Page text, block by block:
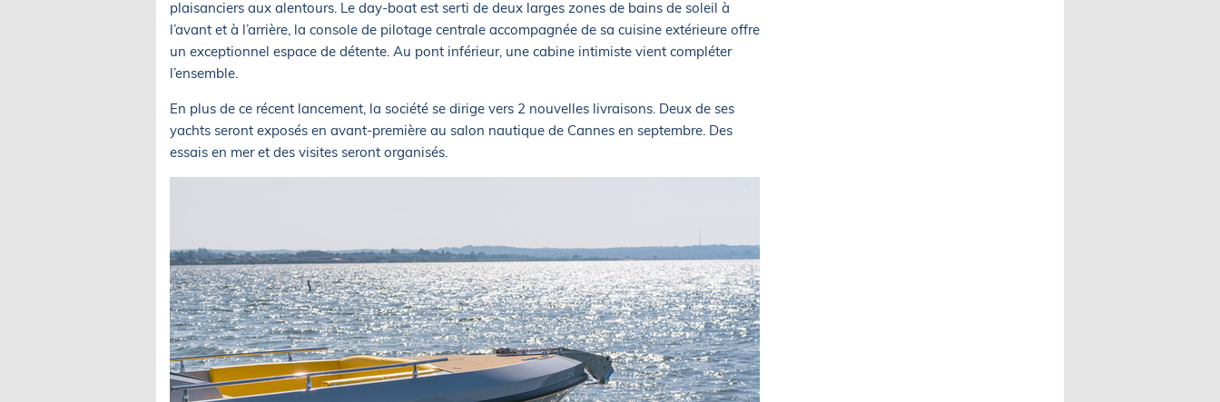
plaisanciers aux alentours. Le day-boat est serti de deux larges zones de bains de soleil à
l’avant et à l’arrière, la console de pilotage centrale accompagnée de sa cuisine extérieure offre
un exceptionnel espace de détente. Au pont inférieur, une cabine intimiste vient compléter
l’ensemble.
En plus de ce récent lancement, la société se dirige vers 2 nouvelles livraisons. Deux de ses
yachts seront exposés en avant-première au salon nautique de Cannes en septembre. Des
essais en mer et des visites seront organisés.